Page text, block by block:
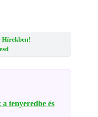
Hírekben!
tenyeredbe és